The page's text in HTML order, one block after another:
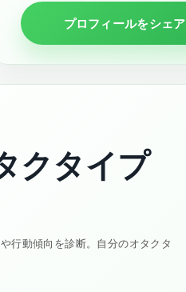
プロフィールをシェア
クタイプ
行動傾向を診断。自分のオタクタ